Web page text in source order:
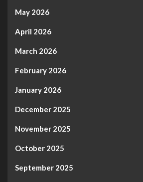
May 2026
April 2026
March 2026
February 2026
January 2026
December 2025
November 2025
October 2025
September 2025